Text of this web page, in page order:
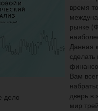
дело
время
рынке
Данная
Вам
дверь в
мир